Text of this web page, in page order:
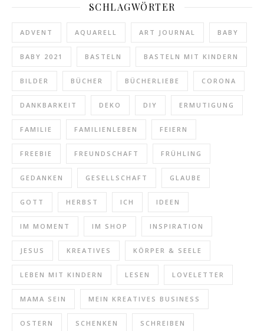
SCHLAGWÖRTER
ADVENT AQUARELL ART JOURNAL BABY
BABY 2021 BASTELN BASTELN MIT KINDERN
BILDER BÜCHER BÜCHERLIEBE CORONA
DANKBARKEIT DEKO DIY ERMUTIGUNG
FAMILIE FAMILIENLEBEN FEIERN
FREEBIE FREUNDSCHAFT FRÜHLING
GEDANKEN GESELLSCHAFT GLAUBE
GOTT HERBST ICH IDEEN
IM MOMENT IM SHOP INSPIRATION
JESUS KREATIVES KÖRPER & SEELE
LEBEN MIT KINDERN LESEN LOVELETTER
MAMA SEIN MEIN KREATIVES BUSINESS
OSTERN SCHENKEN SCHREIBEN